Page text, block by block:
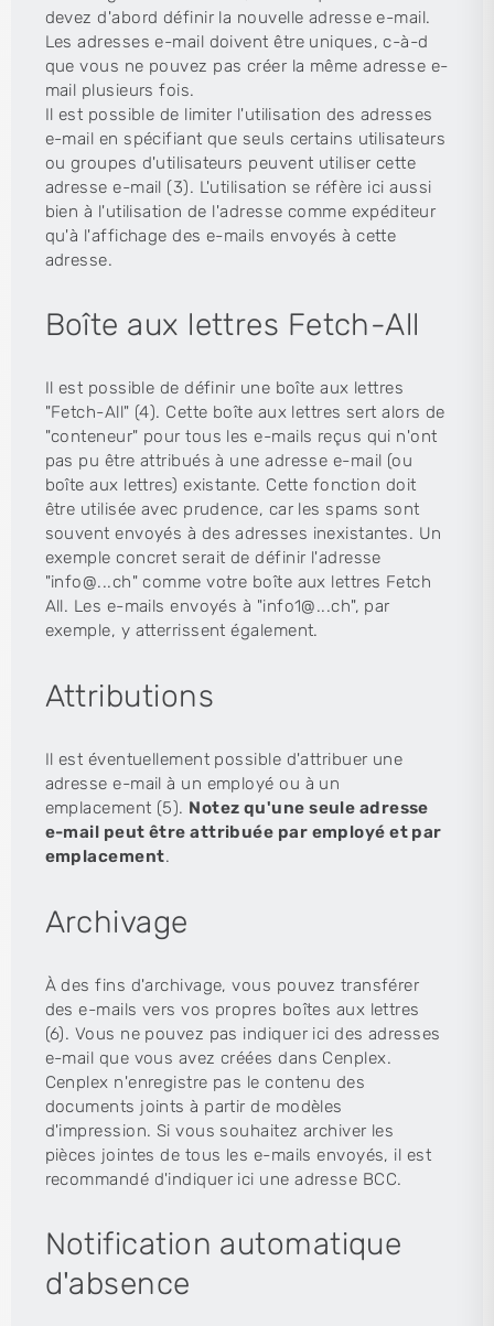
devez d'abord définir la nouvelle adresse e-mail.
Les adresses e-mail doivent être uniques, c-à-d
que vous ne pouvez pas créer la même adresse e-
mail plusieurs fois.
Il est possible de limiter l'utilisation des adresses
e-mail en spécifiant que seuls certains utilisateurs
ou groupes d'utilisateurs peuvent utiliser cette
adresse e-mail (3). L'utilisation se réfère ici aussi
bien à l'utilisation de l'adresse comme expéditeur
qu'à l'affichage des e-mails envoyés à cette
adresse.
Boîte aux lettres Fetch-All
Il est possible de définir une boîte aux lettres
"Fetch-All" (4). Cette boîte aux lettres sert alors de
"conteneur" pour tous les e-mails reçus qui n'ont
pas pu être attribués à une adresse e-mail (ou
boîte aux lettres) existante. Cette fonction doit
être utilisée avec prudence, car les spams sont
souvent envoyés à des adresses inexistantes. Un
exemple concret serait de définir l'adresse
"info@...ch" comme votre boîte aux lettres Fetch
All. Les e-mails envoyés à "info1@...ch", par
exemple, y atterrissent également.
Attributions
Il est éventuellement possible d'attribuer une
adresse e-mail à un employé ou à un
emplacement (5). Notez qu'une seule adresse
e-mail peut être attribuée par employé et par
emplacement.
Archivage
À des fins d'archivage, vous pouvez transférer
des e-mails vers vos propres boîtes aux lettres
(6). Vous ne pouvez pas indiquer ici des adresses
e-mail que vous avez créées dans Cenplex.
Cenplex n'enregistre pas le contenu des
documents joints à partir de modèles
d'impression. Si vous souhaitez archiver les
pièces jointes de tous les e-mails envoyés, il est
recommandé d'indiquer ici une adresse BCC.
Notification automatique
d'absence